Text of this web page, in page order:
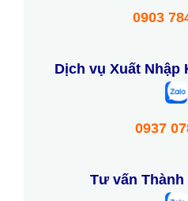
0903
Dịch vụ Xuất Nhập
0937
Tư vấn